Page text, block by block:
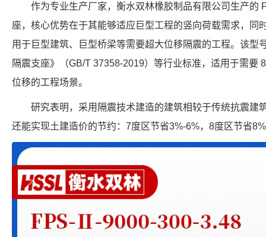
作为专业生产厂家，衡水双林橡胶制品有限公司生产的
座，核心优势在于其能够适应巨型工程的竖向荷载需求，同
用于巨型建筑、巨型桥梁等需要超大位移隔震的工程。该型
隔震支座》（GB/T 37358-2019）等行业标准，适用于需要
位移的工程场景。
研究表明，采用隔震技术建造的建筑相较于传统抗震建
还能实现土建造价的节约：7度区节省3%-6%，8度区节省